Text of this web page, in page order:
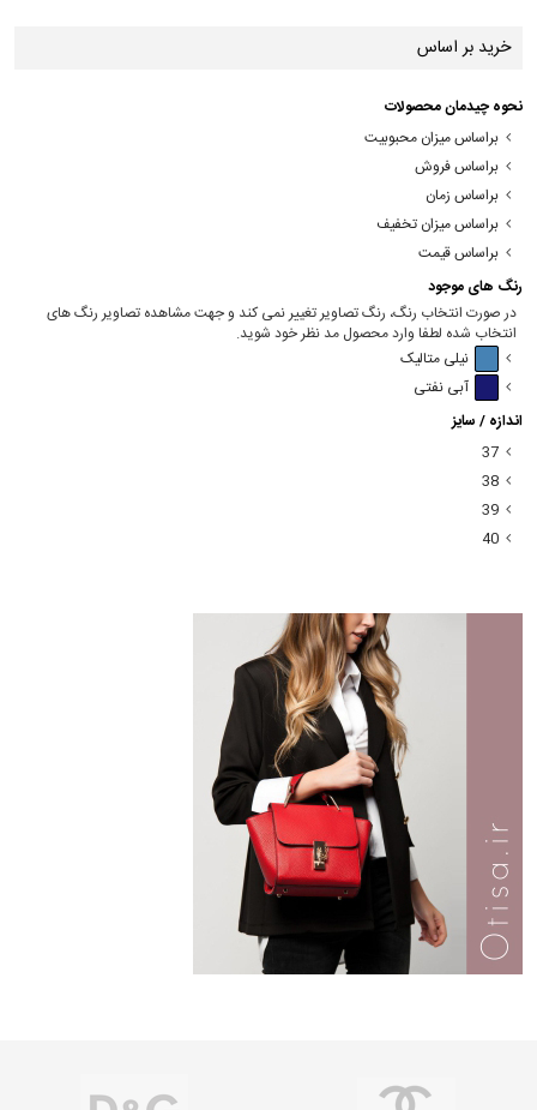
خرید بر اساس
نحوه چیدمان محصولات
براساس میزان محبوبیت
براساس فروش
براساس زمان
براساس میزان تخفیف
براساس قیمت
رنگ های موجود
در صورت انتخاب رنگ، رنگ تصاویر تغییر نمی کند و جهت مشاهده تصاویر رنگ های
انتخاب شده لطفا وارد محصول مد نظر خود شوید.
نیلی متالیک
آبی نفتی
اندازه / سایز
37
38
39
40